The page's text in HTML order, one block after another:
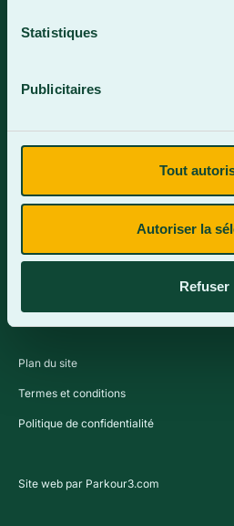
Statistiques
Publicitaires
Tout
Autoriser la
Refuser
Lundi-vendredi : 8 h à 16 h
Plan du site
Termes et conditions
Politique de confidentialité
Site web par Parkour3.com